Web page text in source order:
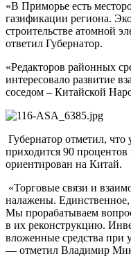
«В Приморье есть
газификации региона.
строительстве атомной
ответил Губернатор.
«Редакторов районных
интересовало развитие
соседом – Китайской
Губернатор отметил,
приходится 90
ориентирован на Китай.
«Торговые связи и
налажены.
Мы прорабатываем
в их реконструкцию.
вложенные средства при
— отметил Владимир